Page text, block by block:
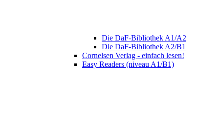
Die DaF-Bibliothek A1/A2
Die DaF-Bibliothek A2/B1
Cornelsen Verlag - einfach lesen!
Easy Readers (niveau A1/B1)